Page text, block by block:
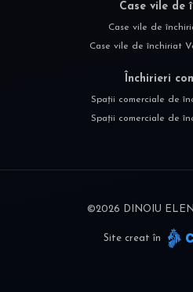
Case vile de
Case vile de
Case vile de închiriat
Închirieri
Spații comerciale de
Spații comerciale de
©2026 DINOIU
Site creat în